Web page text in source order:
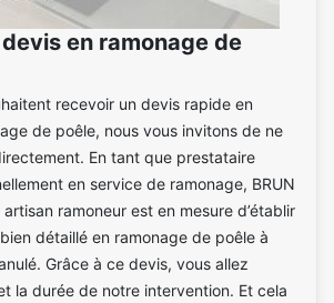
en ramonage de
recevoir un devis rapide en
de poêle, nous vous invitons de ne
En tant que prestataire
en service de ramonage, BRUN
ramoneur est en mesure d’établir
détaillé en ramonage de poêle à
Grâce à ce devis, vous allez
la durée de notre intervention. Et cela